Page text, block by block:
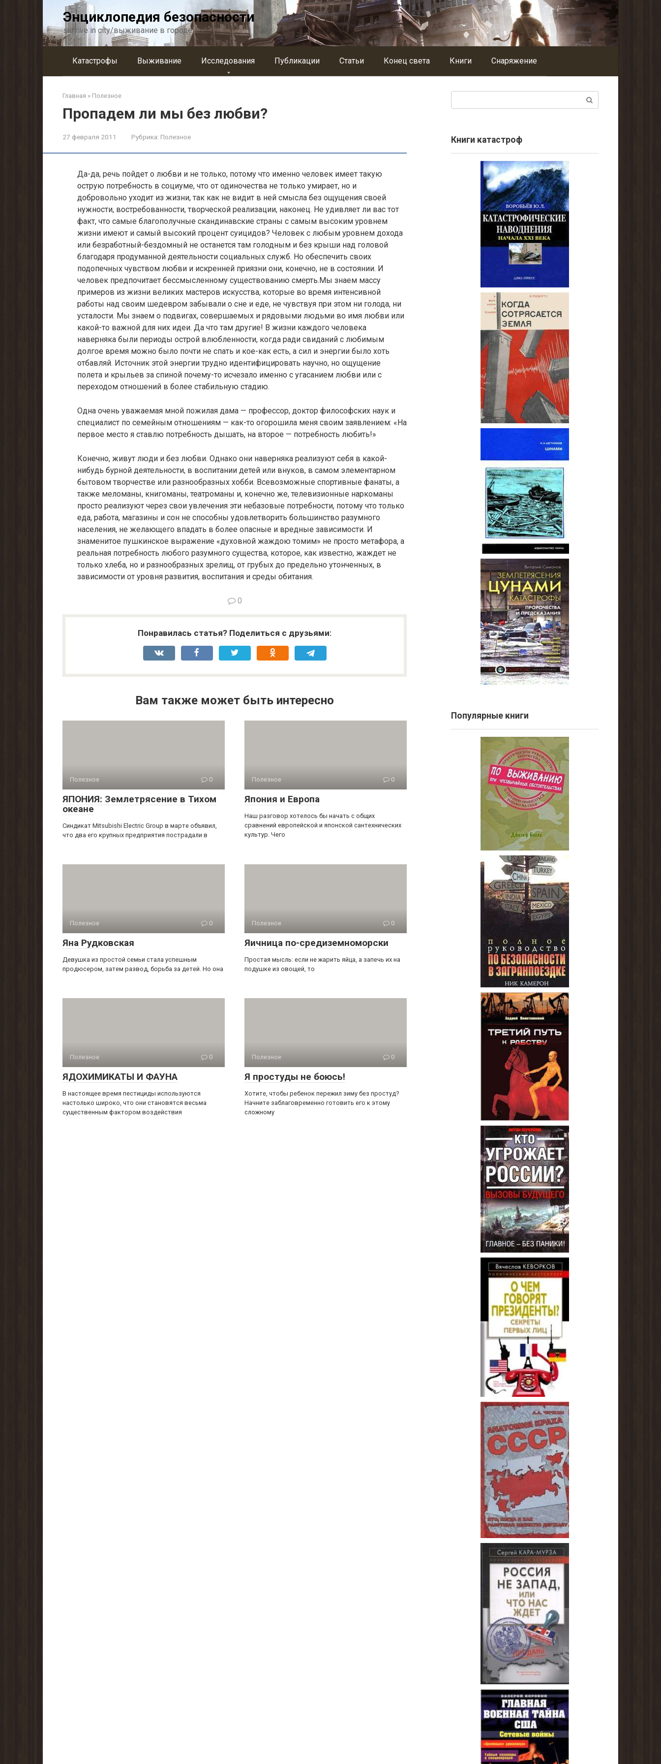
Энциклопедия безопасности
survive in city/выживание в городе
Катастрофы Выживание Исследования Публикации Статьи Конец света Книги Снаряжение
Главная » Полезное
Пропадем ли мы без любви?
27 февраля 2011 Рубрика: Полезное
Да-да, речь пойдет о любви и не только, потому что именно человек имеет такую
острую потребность в социуме, что от одиночества не только умирает, но и
добровольно уходит из жизни, так как не видит в ней смысла без ощущения своей
нужности, востребованности, творческой реализации, наконец. Не удивляет ли вас тот
факт, что самые благополучные скандинавские страны с самым высоким уровнем
жизни имеют и самый высокий процент суицидов? Человек с любым уровнем дохода
или безработный-бездомный не останется там голодным и без крыши над головой
благодаря продуманной деятельности социальных служб. Но обеспечить своих
подопечных чувством любви и искренней приязни они, конечно, не в состоянии. И
человек предпочитает бессмысленному существованию смерть.Мы знаем массу
примеров из жизни великих мастеров искусства, которые во время интенсивной
работы над своим шедевром забывали о сне и еде, не чувствуя при этом ни голода, ни
усталости. Мы знаем о подвигах, совершаемых и рядовыми людьми во имя любви или
какой-то важной для них идеи. Да что там другие! В жизни каждого человека
наверняка были периоды острой влюбленности, когда ради свиданий с любимым
долгое время можно было почти не спать и кое-как есть, а сил и энергии было хоть
отбавляй. Источник этой энергии трудно идентифицировать научно, но ощущение
полета и крыльев за спиной почему-то исчезало именно с угасанием любви или с
переходом отношений в более стабильную стадию.
Одна очень уважаемая мной пожилая дама — профессор, доктор философских наук и
специалист по семейным отношениям — как-то огорошила меня своим заявлением: «На
первое место я ставлю потребность дышать, на второе — потребность любить!»
Конечно, живут люди и без любви. Однако они наверняка реализуют себя в какой-
нибудь бурной деятельности, в воспитании детей или внуков, в самом элементарном
бытовом творчестве или разнообразных хобби. Всевозможные спортивные фанаты, а
также меломаны, книгоманы, театроманы и, конечно же, телевизионные наркоманы
просто реализуют через свои увлечения эти небазовые потребности, потому что только
еда, работа, магазины и сон не способны удовлетворить большинство разумного
населения, не желающего впадать в более опасные и вредные зависимости. И
знаменитое пушкинское выражение «духовной жаждою томим» не просто метафора, а
реальная потребность любого разумного существа, которое, как известно, жаждет не
только хлеба, но и разнообразных зрелищ, от грубых до предельно утонченных, в
зависимости от уровня развития, воспитания и среды обитания.
0
Понравилась статья? Поделиться с друзьями:
Вам также может быть интересно
Полезное 0
ЯПОНИЯ: Землетрясение в Тихом
океане
Синдикат Mitsubishi Electric Group в марте объявил,
что два его крупных предприятия пострадали в
Полезное 0
Япония и Европа
Наш разговор хотелось бы начать с общих
сравнений европейской и японской сантехнических
культур. Чего
Полезное 0
Яна Рудковская
Девушка из простой семьи стала успешным
продюсером, затем развод, борьба за детей. Но она
Полезное 0
Яичница по-средиземноморски
Простая мысль: если не жарить яйца, а запечь их на
подушке из овощей, то
Полезное 0
ЯДОХИМИКАТЫ И ФАУНА
В настоящее время пестициды используются
настолько широко, что они становятся весьма
существенным фактором воздействия
Полезное 0
Я простуды не боюсь!
Хотите, чтобы ребенок пережил зиму без простуд?
Начните заблаговременно готовить его к этому
сложному
Книги катастроф
Популярные книги